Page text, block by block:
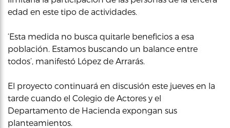
edad en este tipo de actividades.
‘Esta medida no busca quitarle beneficios a esa
población. Estamos buscando un balance entre
todos’, manifestó López de Arrarás.
El proyecto continuará en discusión este jueves en la
tarde cuando el Colegio de Actores y el
Departamento de Hacienda expongan sus
planteamientos.